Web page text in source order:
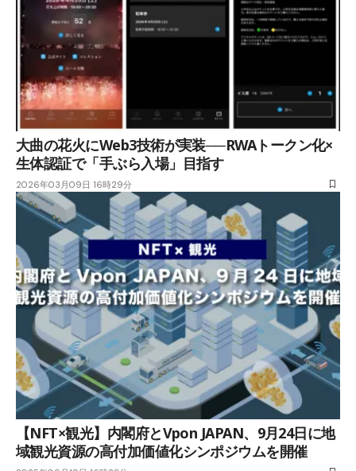
大曲の花火にWeb3技術が実装──RWAトークン化×
生体認証で「手ぶら入場」目指す
2026年03月09日 16時29分
【NFT×観光】内閣府とVpon JAPAN、9月24日に地
域観光資源の高付加価値化シンポジウムを開催